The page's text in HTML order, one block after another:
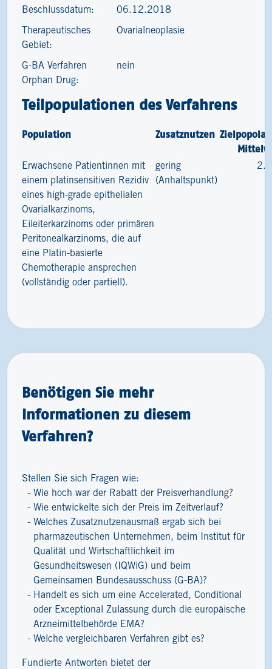
Beschlussdatum: 06.12.2018
Therapeutisches
Gebiet:
Ovarialneoplasie
G-BA Verfahren
Orphan Drug:
nein
Teilpopulationen des Verfahrens
Population Zusatznutzen
Erwachsene Patientinnen mit
einem platinsensitiven Rezidiv
eines high-grade epithelialen
Ovarialkarzinoms,
Eileiterkarzinoms oder primären
Peritonealkarzinoms, die auf
eine Platin-basierte
Chemotherapie ansprechen
(vollständig oder partiell).
gering
(Anhaltspunkt)
Benötigen Sie mehr
Informationen zu diesem
Verfahren?
Stellen Sie sich Fragen wie:
Wie hoch war der Rabatt der Preisverhandlung?
Wie entwickelte sich der Preis im Zeitverlauf?
Welches Zusatznutzenausmaß ergab sich bei
pharmazeutischen Unternehmen, beim Institut für
Qualität und Wirtschaftlichkeit im
Gesundheitswesen (IQWiG) und beim
Gemeinsamen Bundesausschuss (G-BA)?
Handelt es sich um eine Accelerated, Conditional
oder Exceptional Zulassung durch die europäische
Arzneimittelbehörde EMA?
Welche vergleichbaren Verfahren gibt es?
Fundierte Antworten bietet der